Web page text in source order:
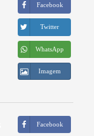
Facebook
Twitter
WhatsApp
Imagem
Facebook